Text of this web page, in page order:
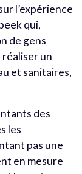
l’expérience
qui,
de gens
réaliser un
et sanitaires,
des
les
pas une
en mesure